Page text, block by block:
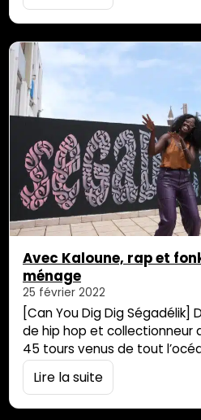
Avec Kaloune, rap et
ménage
25 février 2022
[Can You Dig Dig Ségadélik]
de hip hop et collectionneur
45 tours venus de tout
naturellement, Ségadélik, son
styles musicaux. « Depuis le
Lire la suite